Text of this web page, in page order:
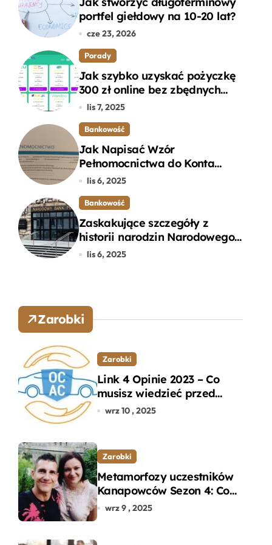
portfel giełdowy na 10-20 lat?
cze 23, 2026
Porady
Jak szybko uzyskać pożyczkę
300 zł online bez zbędnych
formalności?
lis 7, 2025
Bankowość
Jak Napisać Wzór
Pełnomocnictwa do Konta
Bankowego – Praktyczny
lis 6, 2025
Bankowość
Zaskakujące szczegóły z
historii narodzin Narodowego
Banku Polskiego, o których
lis 6, 2025
Zarobki
Zarobki
Link 4 Opinie 2023 – Co
musisz wiedzieć przed
wyborem ubezpieczenia
wrz 10 , 2025
Zarobki
Metamorfozy uczestników
Kanapowców Sezon 4: Co
naprawdę zaskoczyło
wrz 9 , 2025